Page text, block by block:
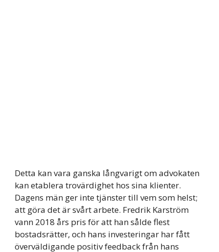
Detta kan vara ganska långvarigt om advokaten
kan etablera trovärdighet hos sina klienter.
Dagens män ger inte tjänster till vem som helst;
att göra det är svårt arbete. Fredrik Karström
vann 2018 års pris för att han sålde flest
bostadsrätter, och hans investeringar har fått
överväldigande positiv feedback från hans